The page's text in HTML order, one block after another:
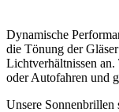
Dynamische
die Tönung der
Lichtverhältnissen
oder Autofahren und
Unsere